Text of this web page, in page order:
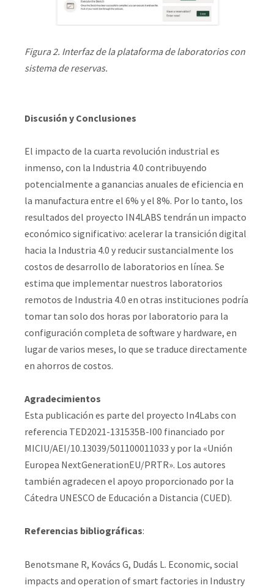
Figura 2. Interfaz de la plataforma de laboratorios con
sistema de reservas.
Discusión y Conclusiones
El impacto de la cuarta revolución industrial es
inmenso, con la Industria 4.0 contribuyendo
potencialmente a ganancias anuales de eficiencia en
la manufactura entre el 6% y el 8%. Por lo tanto, los
resultados del proyecto IN4LABS tendrán un impacto
económico significativo: acelerar la transición digital
hacia la Industria 4.0 y reducir sustancialmente los
costos de desarrollo de laboratorios en línea. Se
estima que implementar nuestros laboratorios
remotos de Industria 4.0 en otras instituciones podría
tomar tan solo dos horas por laboratorio para la
configuración completa de software y hardware, en
lugar de varios meses, lo que se traduce directamente
en ahorros de costos.
Agradecimientos
Esta publicación es parte del proyecto In4Labs con
referencia TED2021-131535B-I00 financiado por
MICIU/AEI/10.13039/501100011033 y por la «Unión
Europea NextGenerationEU/PRTR». Los autores
también agradecen el apoyo proporcionado por la
Cátedra UNESCO de Educación a Distancia (CUED).
Referencias bibliográficas:
Benotsmane R, Kovács G, Dudás L. Economic, social
impacts and operation of smart factories in Industry